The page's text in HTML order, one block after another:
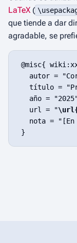
LaTeX (
que tiende a dar
agradable, se
@misc{
autor =
título =
año =
   url = "
nota = "[En